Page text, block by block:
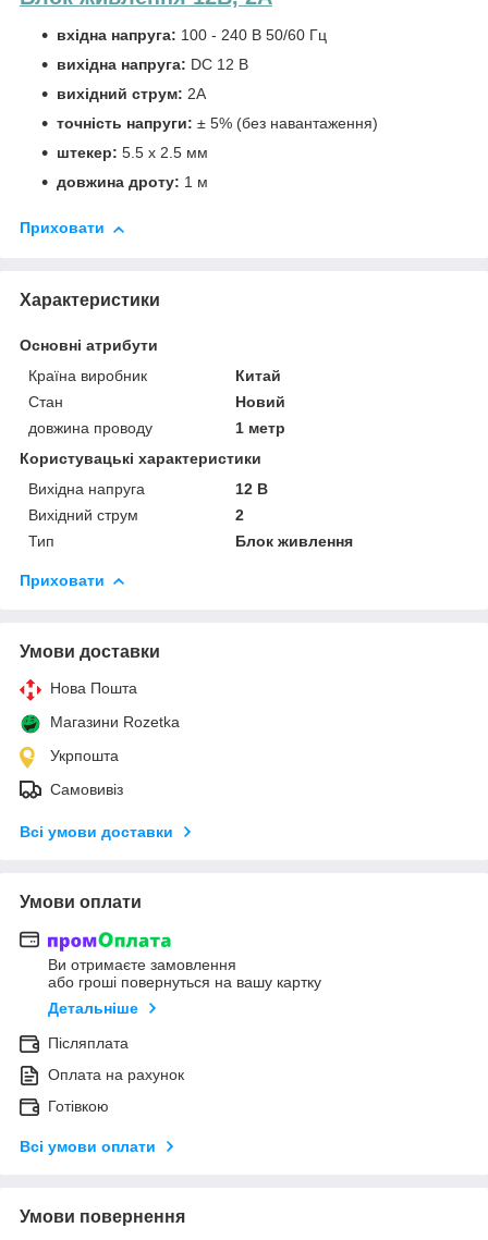
вхідна напруга: 100 - 240 В 50/60 Гц
вихідна напруга: DC 12 В
вихідний струм: 2А
точність напруги: ± 5% (без навантаження)
штекер: 5.5 х 2.5 мм
довжина дроту: 1 м
Приховати
Характеристики
Основні атрибути
Країна виробник
Китай
Стан
Новий
довжина проводу
1 метр
Користувацькі характеристики
Вихідна напруга
12 В
Вихідний струм
2
Тип
Блок живлення
Приховати
Умови доставки
Нова Пошта
Магазини Rozetka
Укрпошта
Самовивіз
Всі умови доставки
Умови оплати
Ви отримаєте замовлення
або гроші повернуться на вашу картку
Детальніше
Післяплата
Оплата на рахунок
Готівкою
Всі умови оплати
Умови повернення